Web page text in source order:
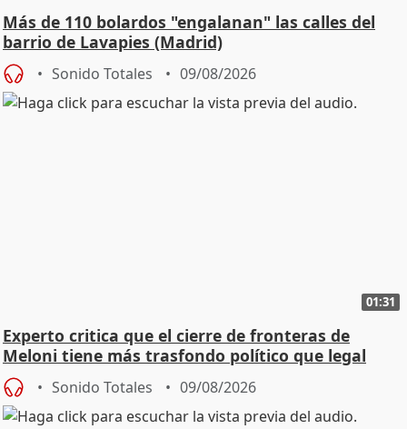
Más de 110 bolardos "engalanan" las calles del
barrio de Lavapies (Madrid)
Sonido Totales 09/08/2026
01:31
Experto critica que el cierre de fronteras de
Meloni tiene más trasfondo político que legal
Sonido Totales 09/08/2026